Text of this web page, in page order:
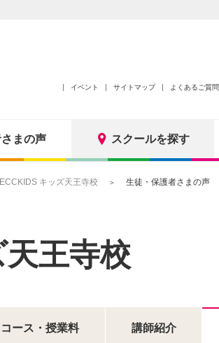
イベント サイトマップ よくあるご質問
まの声 スクールを探す
キッズ天王寺校 生徒・保護者さまの声
王寺校
コース・授業料 講師紹介